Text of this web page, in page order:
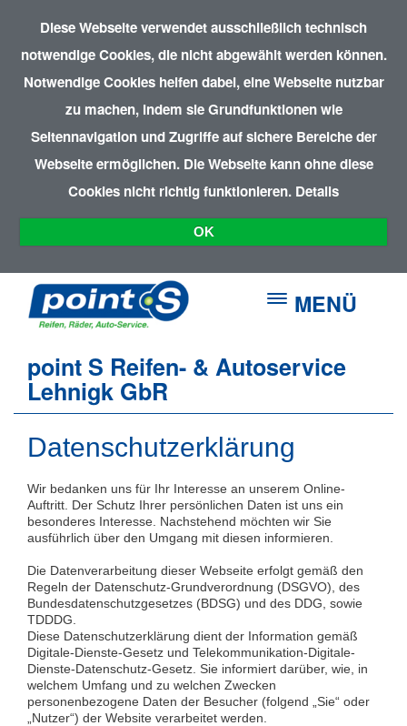
Diese Webseite verwendet ausschließlich technisch
notwendige Cookies, die nicht abgewählt werden können.
Notwendige Cookies helfen dabei, eine Webseite nutzbar
zu machen, indem sie Grundfunktionen wie
Seitennavigation und Zugriffe auf sichere Bereiche der
Webseite ermöglichen. Die Webseite kann ohne diese
Cookies nicht richtig funktionieren. Details
OK
MENÜ
point S Reifen- & Autoservice
Lehnigk GbR
Datenschutzerklärung
Wir bedanken uns für Ihr Interesse an unserem Online-
Auftritt. Der Schutz Ihrer persönlichen Daten ist uns ein
besonderes Interesse. Nachstehend möchten wir Sie
ausführlich über den Umgang mit diesen informieren.
Die Datenverarbeitung dieser Webseite erfolgt gemäß den
Regeln der Datenschutz-Grundverordnung (DSGVO), des
Bundesdatenschutzgesetzes (BDSG) und des DDG, sowie
TDDDG.
Diese Datenschutzerklärung dient der Information gemäß
Digitale-Dienste-Gesetz und Telekommunikation-Digitale-
Dienste-Datenschutz-Gesetz. Sie informiert darüber, wie, in
welchem Umfang und zu welchen Zwecken
personenbezogene Daten der Besucher (folgend „Sie“ oder
„Nutzer“) der Website verarbeitet werden.